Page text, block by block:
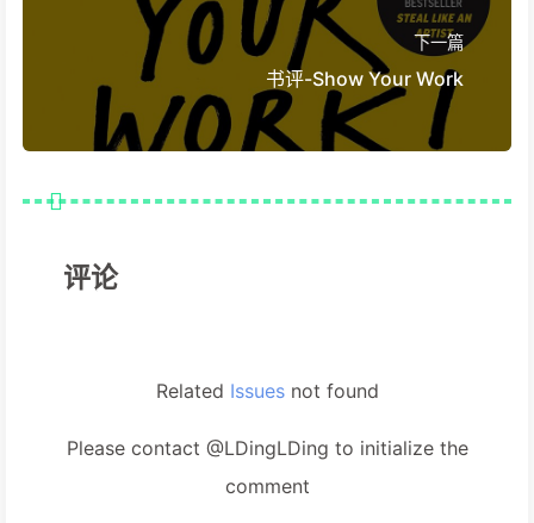
下一篇
书评-Show Your Work
评论
Related Issuesnot found
Please contact @LDingLDing to initialize the
comment